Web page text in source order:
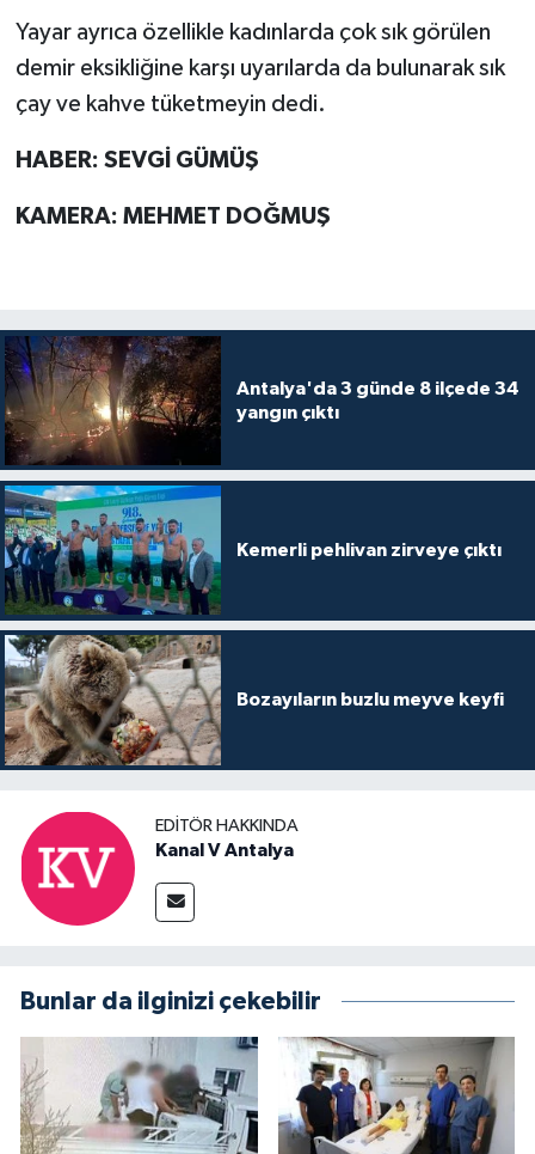
Yayar ayrıca özellikle kadınlarda çok sık görülen
demir eksikliğine karşı uyarılarda da bulunarak sık
çay ve kahve tüketmeyin dedi.
HABER: SEVGİ GÜMÜŞ
KAMERA: MEHMET DOĞMUŞ
Antalya'da 3 günde 8 ilçede 34
yangın çıktı
Kemerli pehlivan zirveye çıktı
Bozayıların buzlu meyve keyfi
EDITÖR HAKKINDA
Kanal V Antalya
Bunlar da ilginizi çekebilir